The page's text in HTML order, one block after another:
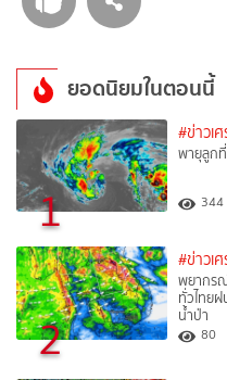
ยอดนิยมในตอนนี้
1
#ข่าวเ
พายุลูก
344
2
#ข่าวเ
พยากร
ทั่วไทย
น้ำป่า
80